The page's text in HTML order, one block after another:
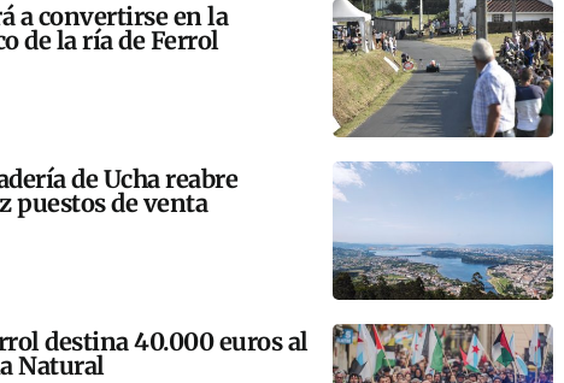
a convertirse en la
de la ría de Ferrol
de Ucha reabre
puestos de venta
destina 40.000 euros al
Natural